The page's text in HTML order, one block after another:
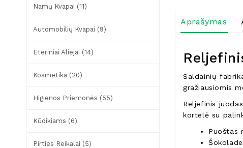
Namų Kvapai (11)
Automobilių Kvapai (9)
Eteriniai Aliejai (14)
Kosmetika (20)
Higienos Priemonės (55)
Kūdikiams (6)
Pirties Reikalai (5)
Aprašymas
Saldainių
gražiausiomis
Reljefinis
kortelė su
Puoštas